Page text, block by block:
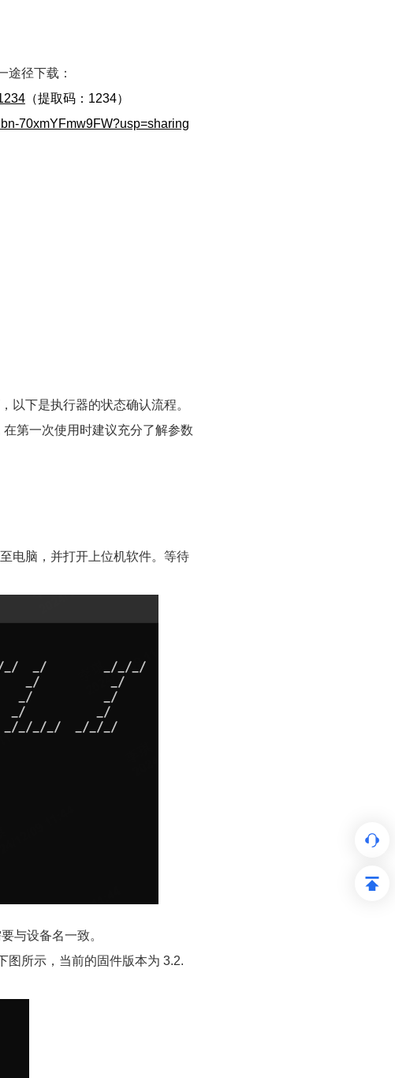
途径下载：
（提取码：1234）
70xmYFmw9FW?usp=sharing
以下是执行器的状态确认流程。
第一次使用时建议充分了解参数
电脑，并打开上位机软件。等待
与设备名一致。
图所示，当前的固件版本为 3.2.